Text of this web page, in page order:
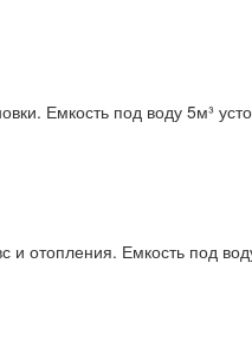
Емкость под воду 5м³
и отопления. Емкость под